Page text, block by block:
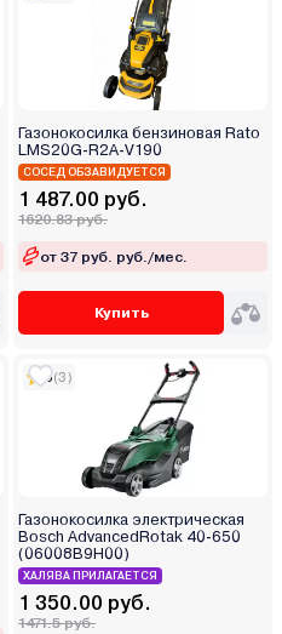
Газонокосилка бензиновая Rato
LMS20G-R2A-V190
СОСЕД ОБЗАВИДУЕТСЯ
1 487.00 руб.
1620.83 руб.
от 37 руб. руб./мес.
Купить
5(3)
Газонокосилка электрическая
Bosch AdvancedRotak 40-650
(06008B9H00)
ХАЛЯВА ПРИЛАГАЕТСЯ
1 350.00 руб.
1471.5 руб.